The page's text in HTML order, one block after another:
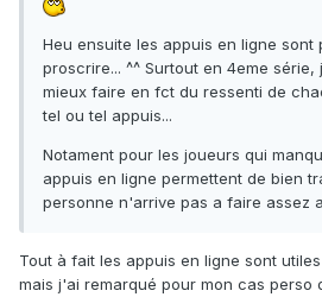
Heu ensuite les appuis en ligne sont
proscrire... ^^ Surtout en 4eme
mieux faire en fct du ressenti de
tel ou tel appuis...
Notament pour les joueurs qui
appuis en ligne permettent de bien
personne n'arrive pas a faire assez
Tout à fait les appuis en ligne sont
mais j'ai remarqué pour mon cas perso